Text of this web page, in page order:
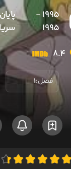
1995 -
1995
پایان
8.4
فصل:1